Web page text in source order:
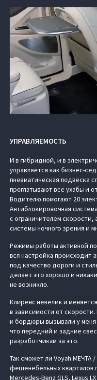
УПРАВЛЯЕМОСТЬ
И в гибридной, и в
управляется как бизнес-
пневматическая подвеска
проглатывают все ухабы и
Водителю помогают 20
Антиблокировочная
с ограничителем скорости,
системы ночного зрения и
Режимы работы активной
вся настройка происходит
под качество дороги и
делает это хорошо и
не возникло.
Клиренс невелик и
в зависимости от
и бордюры вызывали у меня
что передний и задние
разработчикам за это.
Так сможет ли Voyah МЕЧТА
фешенебельных кварталов
Mercedes-Benz GLS, Lexus